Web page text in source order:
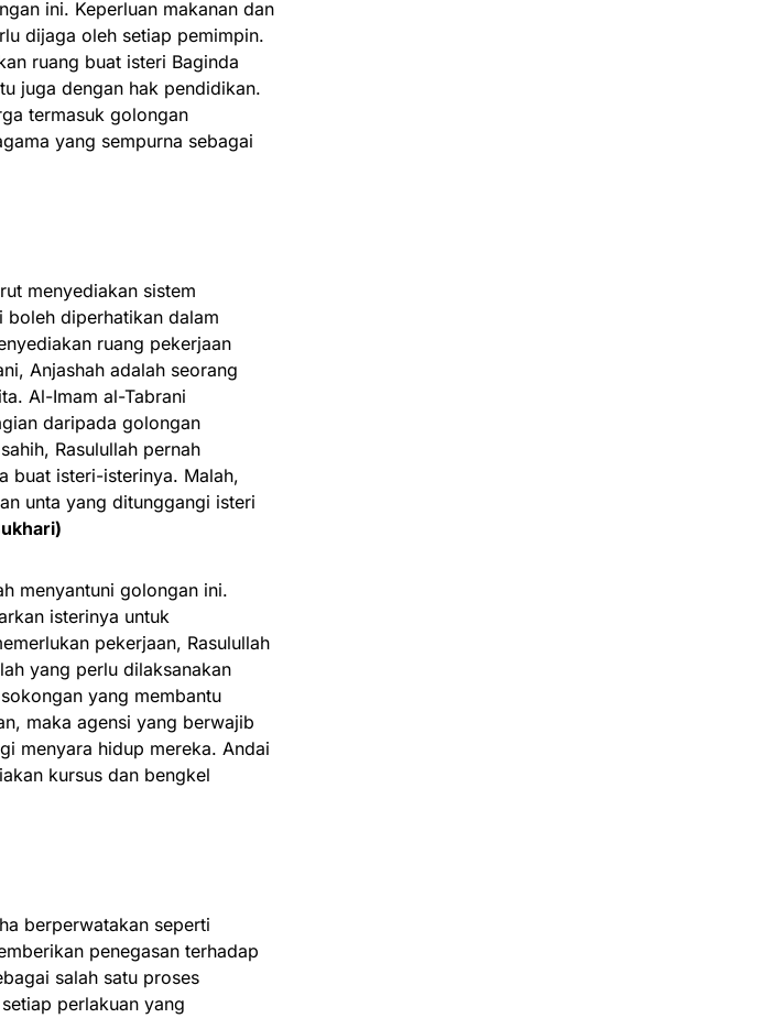
ini. Keperluan makanan dan
dijaga oleh setiap pemimpin.
ruang buat isteri Baginda
juga dengan hak pendidikan.
termasuk golongan
yang sempurna sebagai
menyediakan sistem
boleh diperhatikan dalam
ruang pekerjaan
Anjashah adalah seorang
Al-Imam al-Tabrani
daripada golongan
Rasulullah pernah
buat isteri-isterinya. Malah,
unta yang ditunggangi isteri
menyantuni golongan ini.
isterinya untuk
pekerjaan, Rasulullah
yang perlu dilaksanakan
yang membantu
maka agensi yang berwajib
menyara hidup mereka. Andai
kursus dan bengkel
berperwatakan seperti
penegasan terhadap
salah satu proses
perlakuan yang